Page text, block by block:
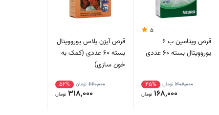
5
قرص ویتامین ب 6
یوروویتال بسته 60 عددی
308,000 تومان 45%
168,000 تومان
قرص آیزن پلاس یوروویتال
بسته 60 عددی (کمک به
خون سازی)
660,000 تومان 52%
318,000 تومان